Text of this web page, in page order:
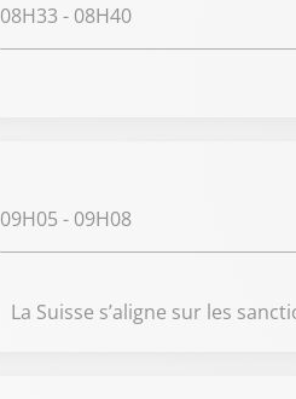
08H33 - 08H40
09H05 - 09H08
La Suisse s’aligne sur les